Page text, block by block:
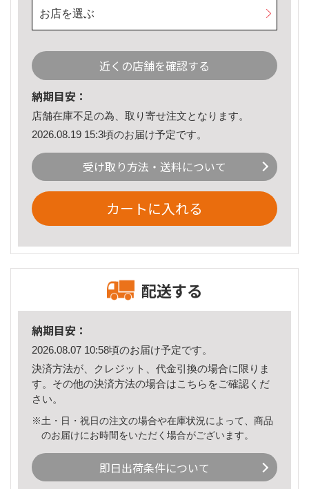
お店を選ぶ
近くの店舗を確認する
納期目安：
店舗在庫不足の為、取り寄せ注文となります。
2026.08.19 15:3頃のお届け予定です。
受け取り方法・送料について
カートに入れる
配送する
納期目安：
2026.08.07 10:58頃のお届け予定です。
決済方法が、クレジット、代金引換の場合に限りま
す。その他の決済方法の場合はこちら をご確認くだ
さい。
※土・日・祝日の注文の場合や在庫状況によって、商品
のお届けにお時間をいただく場合がございます。
即日出荷条件について